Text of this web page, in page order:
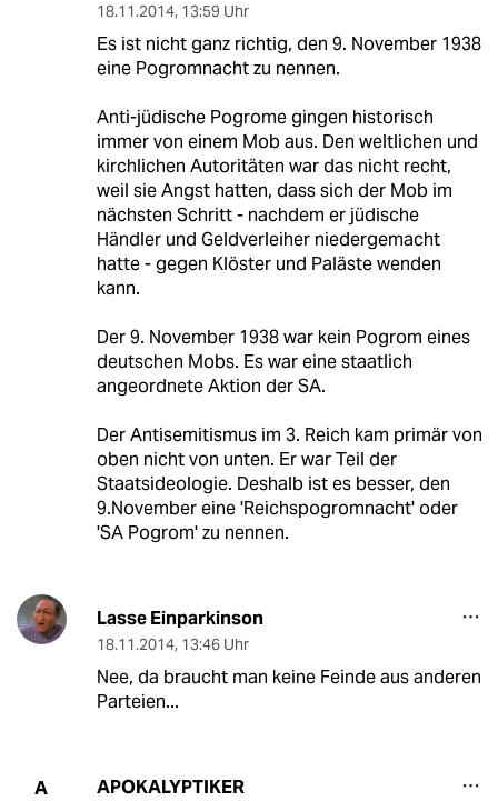
18.11.2014, 13:59 Uhr
Es ist nicht ganz richtig, den 9. November 1938
eine Pogromnacht zu nennen.
Anti-jüdische Pogrome gingen historisch
immer von einem Mob aus. Den weltlichen und
kirchlichen Autoritäten war das nicht recht,
weil sie Angst hatten, dass sich der Mob im
nächsten Schritt - nachdem er jüdische
Händler und Geldverleiher niedergemacht
hatte - gegen Klöster und Paläste wenden
kann.
Der 9. November 1938 war kein Pogrom eines
deutschen Mobs. Es war eine staatlich
angeordnete Aktion der SA.
Der Antisemitismus im 3. Reich kam primär von
oben nicht von unten. Er war Teil der
Staatsideologie. Deshalb ist es besser, den
9.November eine 'Reichspogromnacht' oder
'SA Pogrom' zu nennen.
Lasse Einparkinson
18.11.2014, 13:46 Uhr
Nee, da braucht man keine Feinde aus anderen
Parteien...
A APOKALYPTIKER